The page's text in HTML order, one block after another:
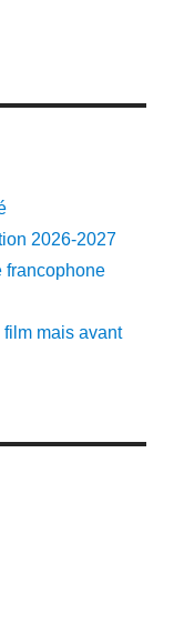
2026-2027
francophone
film mais avant